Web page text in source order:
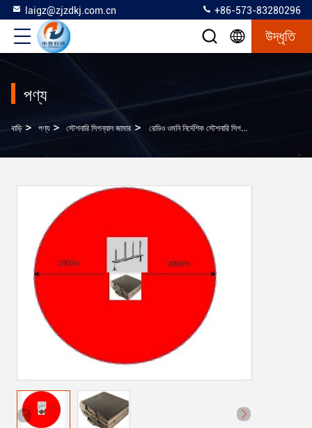
laigz@zjzdkj.com.cn +86-573-83280296
উদ্ধৃতি
পণ্য
বাড়ি > পণ্য > স্টেশনারি সিগন্যাল জামার > রেডিও ওমনি নির্দেশিক স্টেশনারি সিগন্যাল জামার ফ্রিকোয়েন্সি রেঞ্জ 0.9-5.8ghz